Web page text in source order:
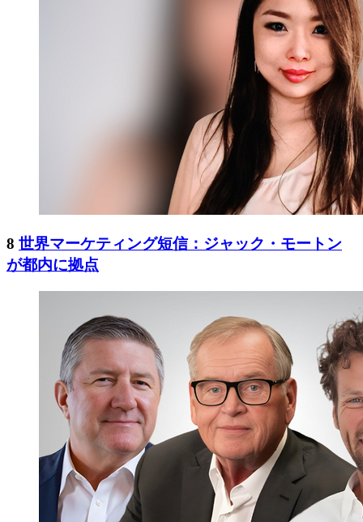
8 世界マーケティング短信：ジャック・モートン
が都内に拠点